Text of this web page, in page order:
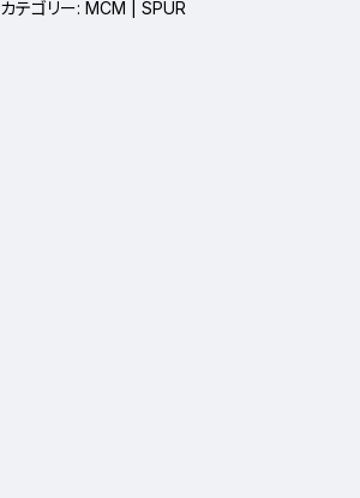
カテゴリー: MCM | SPUR